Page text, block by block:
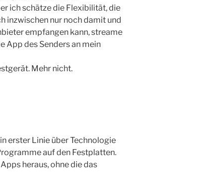
ich schätze die Flexibilität, die
inzwischen nur noch damit und
empfangen kann, streame
App des Senders an mein
Mehr nicht.
erster Linie über Technologie
auf den Festplatten.
heraus, ohne die das